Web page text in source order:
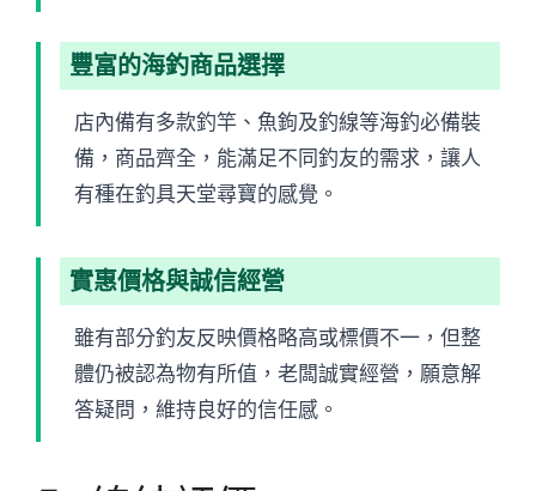
豐富的海釣商品選擇
店內備有多款釣竿、魚鉤及釣線等海釣必備裝
備，商品齊全，能滿足不同釣友的需求，讓人
有種在釣具天堂尋寶的感覺。
實惠價格與誠信經營
雖有部分釣友反映價格略高或標價不一，但整
體仍被認為物有所值，老闆誠實經營，願意解
答疑問，維持良好的信任感。